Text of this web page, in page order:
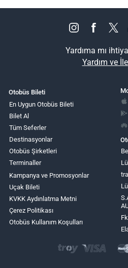
Yardıma mı
Yardım ve
Otobüs Bileti
En Uygun Otobüs Bileti
Bilet Al
Tüm Seferler
Destinasyonlar
Otobüs Şirketleri
Terminaller
Kampanya ve Promosyonlar
Uçak Bileti
KVKK Aydınlatma Metni
Çerez Politikası
Otobüs Kullanım Koşulları